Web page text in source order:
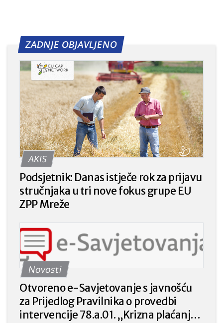
ZADNJE OBJAVLJENO
AKIS
Podsjetnik: Danas istječe rok za prijavu
stručnjaka u tri nove fokus grupe EU
ZPP Mreže
Novosti
Otvoreno e-Savjetovanje s javnošću
za Prijedlog Pravilnika o provedbi
intervencije 78.a.01. „Krizna plaćanja